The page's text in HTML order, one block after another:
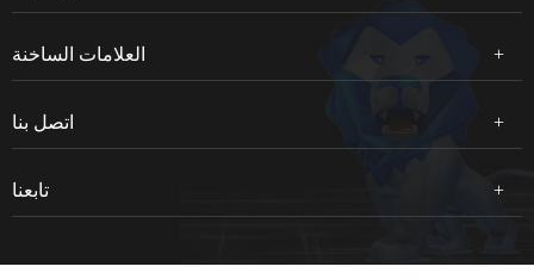
العلامات الساخنة
اتصل بنا
تابعنا